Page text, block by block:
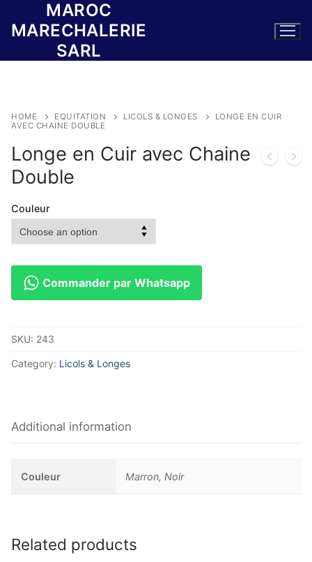
MAROC
MARECHALERIE
SARL
HOME EQUITATION LICOLS & LONGES
LONGE EN CUIR
AVEC CHAINE DOUBLE
Longe en Cuir avec Chaine
Double
Couleur
Commander par Whatsapp
SKU: 243
Category: Licols & Longes
Additional information
Couleur Marron, Noir
Related products